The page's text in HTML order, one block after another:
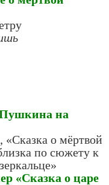
Пушкина на
о мёртвой
по сюжету к
«Сказка о царе